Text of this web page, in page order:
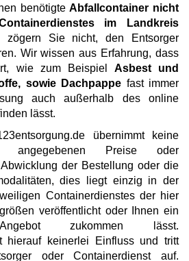
benötigteAbfallcontainer nicht
im Landkreis
zögern Sie nicht, den Entsorger
Wir wissen aus Erfahrung, dass
wie zum Beispiel Asbest und
sowie Dachpappe fast immer
auch außerhalb des online
lässt.
übernimmt keine
Preise oder
der Bestellung oder die
dies liegt einzig in der
Containerdienstes der hier
veröffentlicht oder Ihnen ein
zukommen lässt.
hierauf keinerlei Einfluss und tritt
oder Containerdienst auf.